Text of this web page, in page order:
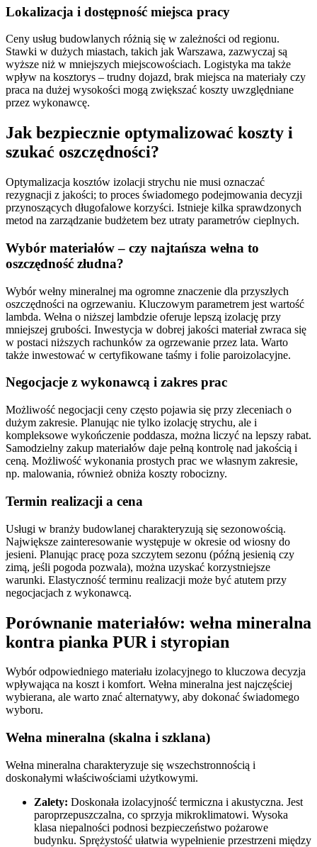
Lokalizacja i dostępność miejsca pracy
Ceny usług budowlanych różnią się w zależności od regionu.
Stawki w dużych miastach, takich jak Warszawa, zazwyczaj są
wyższe niż w mniejszych miejscowościach. Logistyka ma także
wpływ na kosztorys – trudny dojazd, brak miejsca na materiały czy
praca na dużej wysokości mogą zwiększać koszty uwzględniane
przez wykonawcę.
Jak bezpiecznie optymalizować koszty i
szukać oszczędności?
Optymalizacja kosztów izolacji strychu nie musi oznaczać
rezygnacji z jakości; to proces świadomego podejmowania decyzji
przynoszących długofalowe korzyści. Istnieje kilka sprawdzonych
metod na zarządzanie budżetem bez utraty parametrów cieplnych.
Wybór materiałów – czy najtańsza wełna to
oszczędność złudna?
Wybór wełny mineralnej ma ogromne znaczenie dla przyszłych
oszczędności na ogrzewaniu. Kluczowym parametrem jest wartość
lambda. Wełna o niższej lambdzie oferuje lepszą izolację przy
mniejszej grubości. Inwestycja w dobrej jakości materiał zwraca się
w postaci niższych rachunków za ogrzewanie przez lata. Warto
także inwestować w certyfikowane taśmy i folie paroizolacyjne.
Negocjacje z wykonawcą i zakres prac
Możliwość negocjacji ceny często pojawia się przy zleceniach o
dużym zakresie. Planując nie tylko izolację strychu, ale i
kompleksowe wykończenie poddasza, można liczyć na lepszy rabat.
Samodzielny zakup materiałów daje pełną kontrolę nad jakością i
ceną. Możliwość wykonania prostych prac we własnym zakresie,
np. malowania, również obniża koszty robocizny.
Termin realizacji a cena
Usługi w branży budowlanej charakteryzują się sezonowością.
Największe zainteresowanie występuje w okresie od wiosny do
jesieni. Planując pracę poza szczytem sezonu (późną jesienią czy
zimą, jeśli pogoda pozwala), można uzyskać korzystniejsze
warunki. Elastyczność terminu realizacji może być atutem przy
negocjacjach z wykonawcą.
Porównanie materiałów: wełna mineralna
kontra pianka PUR i styropian
Wybór odpowiedniego materiału izolacyjnego to kluczowa decyzja
wpływająca na koszt i komfort. Wełna mineralna jest najczęściej
wybierana, ale warto znać alternatywy, aby dokonać świadomego
wyboru.
Wełna mineralna (skalna i szklana)
Wełna mineralna charakteryzuje się wszechstronnością i
doskonałymi właściwościami użytkowymi.
Zalety: Doskonała izolacyjność termiczna i akustyczna. Jest
paroprzepuszczalna, co sprzyja mikroklimatowi. Wysoka
klasa niepalności podnosi bezpieczeństwo pożarowe
budynku. Sprężystość ułatwia wypełnienie przestrzeni między